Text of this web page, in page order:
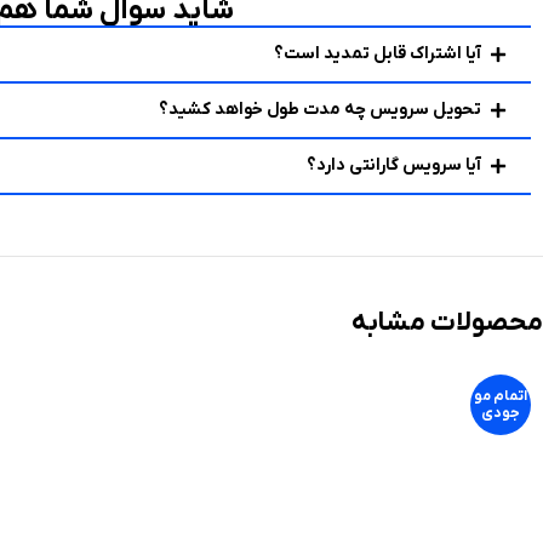
شاید سوال شما
آیا اشتراک قابل تمدید است؟
تحویل سرویس چه مدت طول خواهد کشید؟
آیا سرویس گارانتی دارد؟
محصولات مشابه
اتمام مو
جودی